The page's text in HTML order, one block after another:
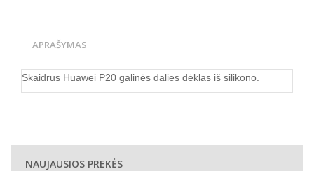
APRAŠYMAS
Skaidrus Huawei P20 galinės dalies dėklas iš silikono.
NAUJAUSIOS PREKĖS